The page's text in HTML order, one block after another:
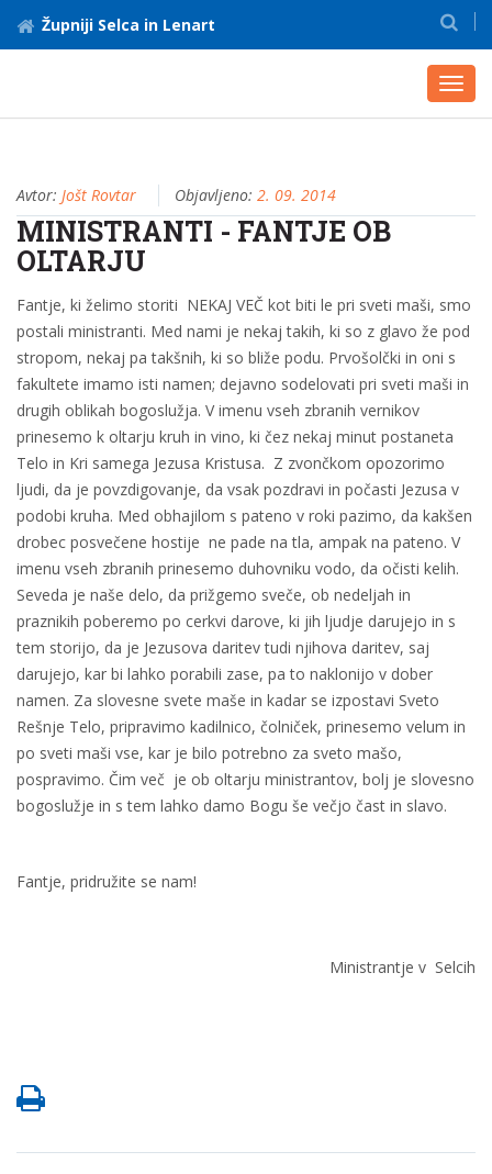
Župniji Selca in Lenart
Avtor: Jošt Rovtar Objavljeno: 2. 09. 2014
MINISTRANTI - FANTJE OB
OLTARJU
Fantje, ki želimo storiti NEKAJ VEČ kot biti le pri sveti maši, smo
postali ministranti. Med nami je nekaj takih, ki so z glavo že pod
stropom, nekaj pa takšnih, ki so bliže podu. Prvošolčki in oni s
fakultete imamo isti namen; dejavno sodelovati pri sveti maši in
drugih oblikah bogoslužja. V imenu vseh zbranih vernikov
prinesemo k oltarju kruh in vino, ki čez nekaj minut postaneta
Telo in Kri samega Jezusa Kristusa. Z zvončkom opozorimo
ljudi, da je povzdigovanje, da vsak pozdravi in počasti Jezusa v
podobi kruha. Med obhajilom s pateno v roki pazimo, da kakšen
drobec posvečene hostije ne pade na tla, ampak na pateno. V
imenu vseh zbranih prinesemo duhovniku vodo, da očisti kelih.
Seveda je naše delo, da prižgemo sveče, ob nedeljah in
praznikih poberemo po cerkvi darove, ki jih ljudje darujejo in s
tem storijo, da je Jezusova daritev tudi njihova daritev, saj
darujejo, kar bi lahko porabili zase, pa to naklonijo v dober
namen. Za slovesne svete maše in kadar se izpostavi Sveto
Rešnje Telo, pripravimo kadilnico, čolniček, prinesemo velum in
po sveti maši vse, kar je bilo potrebno za sveto mašo,
pospravimo. Čim več je ob oltarju ministrantov, bolj je slovesno
bogoslužje in s tem lahko damo Bogu še večjo čast in slavo.
Fantje, pridružite se nam!
Ministrantje v Selcih